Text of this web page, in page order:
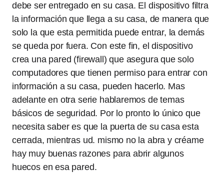
debe ser entregado en su casa. El dispositivo filtra
la información que llega a su casa, de manera que
solo la que esta permitida puede entrar, la demás
se queda por fuera. Con este fin, el dispositivo
crea una pared (firewall) que asegura que solo
computadores que tienen permiso para entrar con
información a su casa, pueden hacerlo. Mas
adelante en otra serie hablaremos de temas
básicos de seguridad. Por lo pronto lo único que
necesita saber es que la puerta de su casa esta
cerrada, mientras ud. mismo no la abra y créame
hay muy buenas razones para abrir algunos
huecos en esa pared.